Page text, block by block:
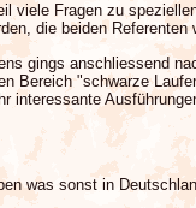
viele Fragen zu
die beiden
gings anschliessend
Bereich "schwarze
was sonst in